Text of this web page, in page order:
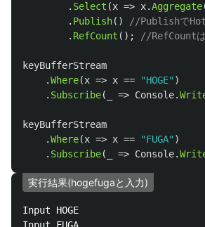
. Select (x => x.Aggregate
. Publish()
//PublishでHot
. RefCount (); //RefCountは
keyBufferStream
.Where(x => x == "HOGE" )
. Subscribe( => Console.
keyBufferStream
.Where(x => x == "FUGA" )
. Subscribe( => Console.
実行結果(hogefugaと入力)
Input HOGE